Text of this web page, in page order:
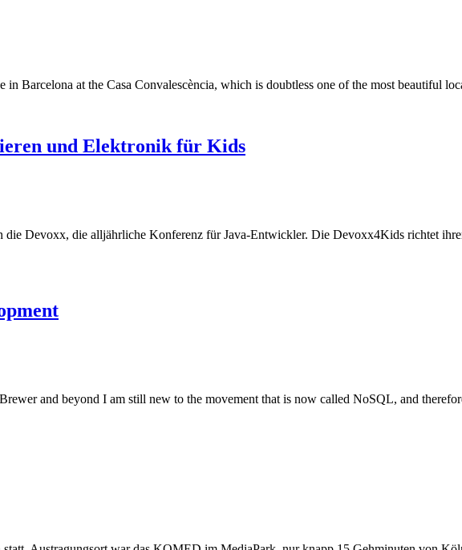
Barcelona at the Casa Convalescència, which is doubtless one of the most beautiful
und Elektronik für Kids
Devoxx, die alljährliche Konferenz für Java-Entwickler. Die Devoxx4Kids richtet
and beyond I am still new to the movement that is now called NoSQL, and